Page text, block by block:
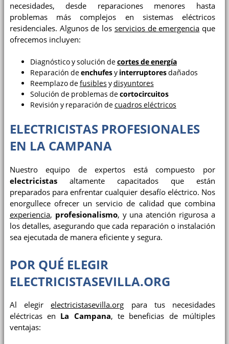
necesidades, desde reparaciones menores hasta
problemas más complejos en sistemas eléctricos
residenciales. Algunos de los servicios de emergencia que
ofrecemos incluyen:
Diagnóstico y solución decortes de energía
Reparación deenchufesy interruptoresdañados
Reemplazo defusibles ydisyuntores
Solución de problemas decortocircuitos
Revisión y reparación decuadros eléctricos
ELECTRICISTAS PROFESIONALES
EN LA CAMPANA
Nuestro equipo de expertos está compuesto por
electricistasaltamente capacitados que están
preparados para enfrentar cualquier desafío eléctrico. Nos
enorgullece ofrecer un servicio de calidad que combina
experiencia, profesionalismo, y una atención rigurosa a
los detalles, asegurando que cada reparación o instalación
sea ejecutada de manera eficiente y segura.
POR QUÉ ELEGIR
ELECTRICISTASEVILLA.ORG
Al elegirelectricistasevilla.org para tus necesidades
eléctricas en La Campana, te beneficias de múltiples
ventajas: